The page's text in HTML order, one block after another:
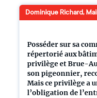
Posséder sur sa
répertorié aux
privilège et Brue-
son pigeonnier,
Mais ce privilège a
l’obligation de
Dominique Richard,